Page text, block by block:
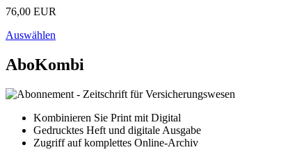
76,00 EUR
Auswählen
AboKombi
Kombinieren Sie Print mit Digital
Gedrucktes Heft und digitale Ausgabe
Zugriff auf komplettes Online-Archiv